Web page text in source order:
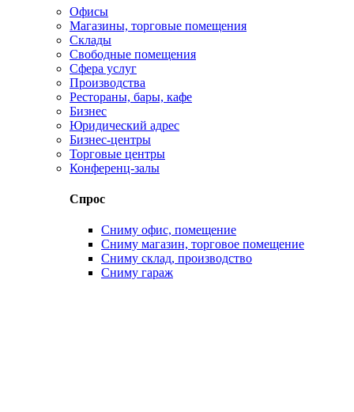
Офисы
Магазины, торговые помещения
Склады
Свободные помещения
Сфера услуг
Производства
Рестораны, бары, кафе
Бизнес
Юридический адрес
Бизнес-центры
Торговые центры
Конференц-залы
Спрос
Сниму офис, помещение
Сниму магазин, торговое помещение
Сниму склад, производство
Сниму гараж